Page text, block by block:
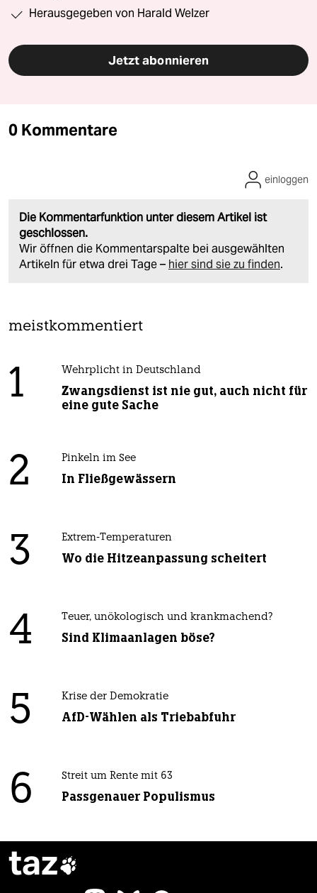
Herausgegeben von Harald Welzer
Jetzt abonnieren
0 Kommentare
Die Kommentarfunktion unter diesem Artikel ist
geschlossen.
Wir öffnen die Kommentarspalte bei ausgewählten
Artikeln für etwa drei Tage – hier sind sie zu finden.
einloggen
meistkommentiert
1 Wehrplicht in Deutschland
Zwangsdienst ist nie gut, auch nicht für
eine gute Sache
2 Pinkeln im See
In Fließgewässern
3 Extrem-Temperaturen
Wo die Hitzeanpassung scheitert
4 Teuer, unökologisch und krankmachend?
Sind Klimaanlagen böse?
5 Krise der Demokratie
AfD-Wählen als Triebabfuhr
6 Streit um Rente mit 63
Passgenauer Populismus
taz